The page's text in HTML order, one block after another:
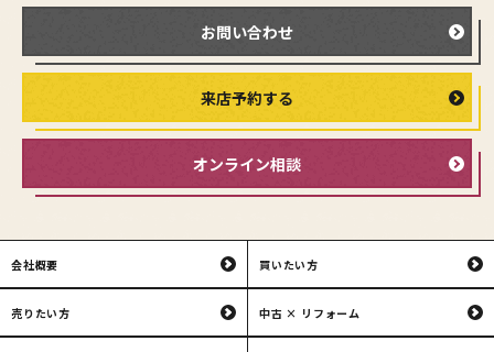
お問い合わせ
来店予約する
オンライン相談
会社概要 買いたい方
売りたい方 中古 × リフォーム